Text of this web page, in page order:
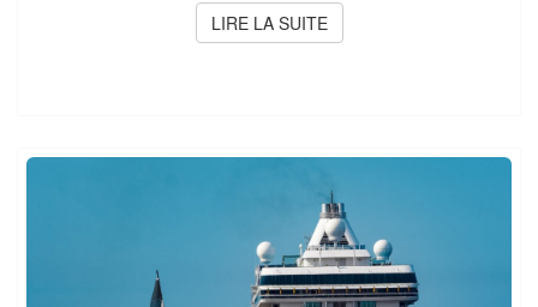
LIRE LA SUITELIRE LA SUITE